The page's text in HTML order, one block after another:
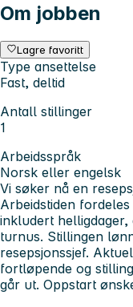
Om jobben
Lagre favoritt
Type ansettelse
Fast, deltid
Antall stillinger
1
Arbeidsspråk
Norsk eller engelsk
Vi søker nå en
Arbeidstiden
inkludert
turnus. Stillingen
resepsjonssjef.
fortløpende og
går ut. Oppstart